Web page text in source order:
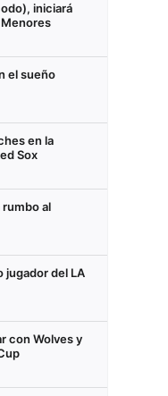
iniciará
el sueño
en la
Sox
rumbo al
jugador del LA
con Wolves y